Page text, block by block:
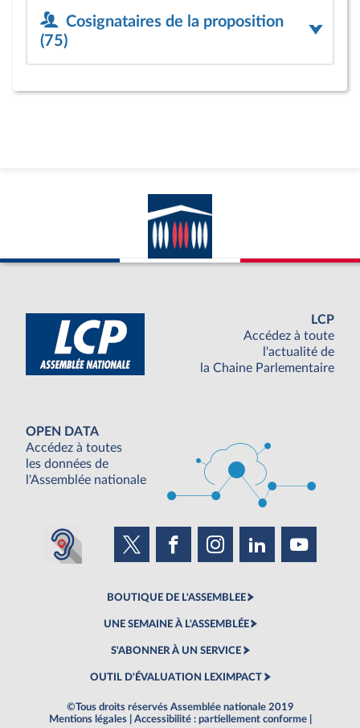
Cosignataires de la proposition
(75)
LCP
Accédez à toute
l'actualité de
la Chaine Parlementaire
OPEN DATA
Accédez à toutes
les données de
l'Assemblée nationale
BOUTIQUE DE L'ASSEMBLEE
UNE SEMAINE À L'ASSEMBLÉE
S'ABONNER À UN SERVICE
OUTIL D'ÉVALUATION LEXIMPACT
©Tous droits réservés Assemblée nationale 2019
Mentions légales
Accessibilité : partiellement conforme